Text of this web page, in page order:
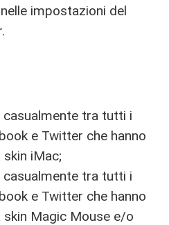
impostazioni del
tra tutti i
e Twitter che hanno
iMac;
tra tutti i
e Twitter che hanno
Magic Mouse e/o